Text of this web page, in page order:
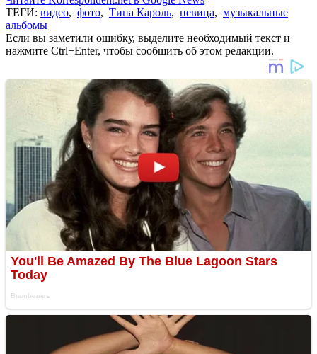
ТЕГИ: видео, фото, Тина Кароль, певица, музыкальные
альбомы
Если вы заметили ошибку, выделите необходимый текст и
нажмите Ctrl+Enter, чтобы сообщить об этом редакции.